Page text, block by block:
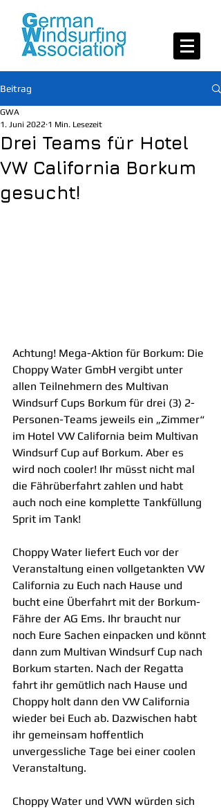
Beitrag
Drei Teams für Hotel
VW California Borkum
gesucht!
GWA
1. Juni 2022 1 Min. Lesezeit
Achtung! Mega-Aktion für Borkum: Die
Choppy Water GmbH vergibt unter
allen Teilnehmern des Multivan
Windsurf Cups Borkum für drei (3) 2-
Personen-Teams jeweils ein „Zimmer“
im Hotel VW California beim Multivan
Windsurf Cup auf Borkum. Aber es
wird noch cooler! Ihr müsst nicht mal
die Fährüberfahrt zahlen und habt
auch noch eine komplette Tankfüllung
Sprit im Tank!
Choppy Water liefert Euch vor der
Veranstaltung einen vollgetankten VW
California zu Euch nach Hause und
bucht eine Überfahrt mit der Borkum-
Fähre der AG Ems. Ihr braucht nur
noch Eure Sachen einpacken und könnt
dann zum Multivan Windsurf Cup nach
Borkum starten. Nach der Regatta
fahrt ihr gemütlich nach Hause und
Choppy holt dann den VW California
wieder bei Euch ab. Dazwischen habt
ihr gemeinsam hoffentlich
unvergessliche Tage bei einer coolen
Veranstaltung.
Choppy Water und VWN würden sich